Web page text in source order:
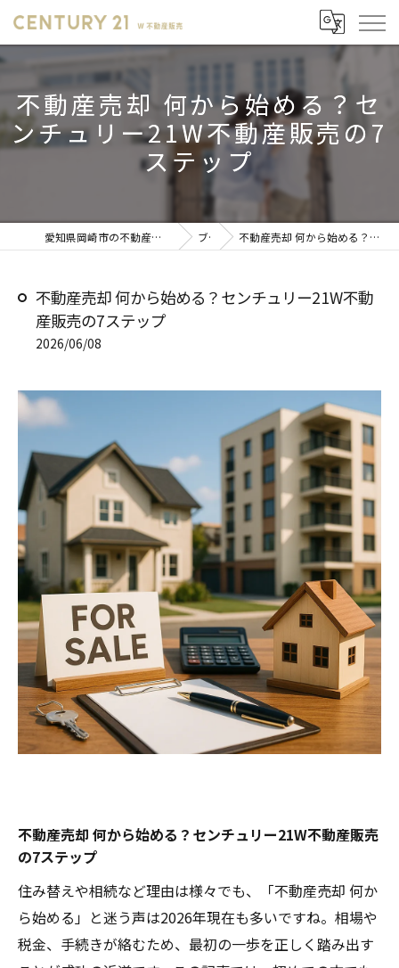
不動産売却 何から始める？セ
ンチュリー21W不動産販売の7
ステップ
愛知県岡崎市の不動産売却ならセンチュリー21 W不動産販売 ブログ 不動産売却 何から始める？センチュリー21W不動産販売の7ステップ
不動産売却 何から始める？センチュリー21W不動
産販売の7ステップ
2026/06/08
不動産売却 何から始める？センチュリー21W不動産販売
の7ステップ
住み替えや相続など理由は様々でも、「不動産売却 何か
ら始める」と迷う声は2026年現在も多いですね。相場や
税金、手続きが絡むため、最初の一歩を正しく踏み出す